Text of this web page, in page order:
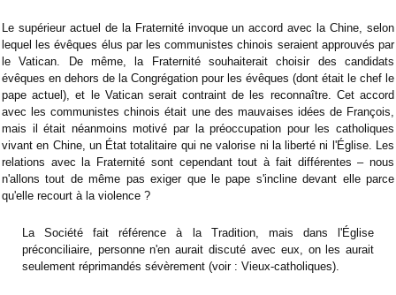
Le supérieur actuel de la Fraternité invoque un accord avec la Chine, selon
lequel les évêques élus par les communistes chinois seraient approuvés par
le Vatican. De même, la Fraternité souhaiterait choisir des candidats
évêques en dehors de la Congrégation pour les évêques (dont était le chef le
pape actuel), et le Vatican serait contraint de les reconnaître. Cet accord
avec les communistes chinois était une des mauvaises idées de François,
mais il était néanmoins motivé par la préoccupation pour les catholiques
vivant en Chine, un État totalitaire qui ne valorise ni la liberté ni l'Église. Les
relations avec la Fraternité sont cependant tout à fait différentes – nous
n'allons tout de même pas exiger que le pape s'incline devant elle parce
qu'elle recourt à la violence ?
La Société fait référence à la Tradition, mais dans l'Église
préconciliaire, personne n'en aurait discuté avec eux, on les aurait
seulement réprimandés sévèrement (voir : Vieux-catholiques).